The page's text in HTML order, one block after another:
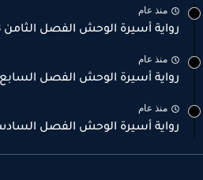
منذ عام
رواية أسيرة الوحش الفصل الثامن 8 بقلم سجدة
منذ عام
رواية أسيرة الوحش الفصل السابع 7 بقلم سجدة
منذ عام
رواية أسيرة الوحش الفصل السادس 6 بقلم سجدة